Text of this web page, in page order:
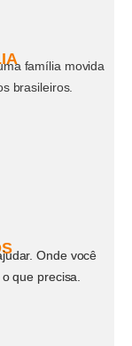
família movida
brasileiros.
Onde você
que precisa.